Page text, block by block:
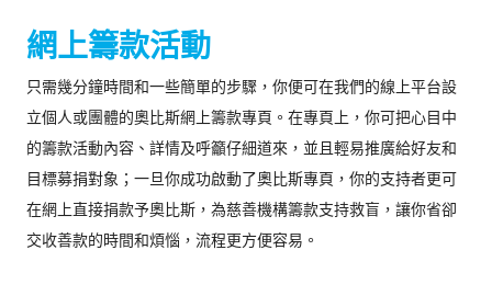
網上籌款活動
只需幾分鐘時間和一些簡單的步驟，你便可在我們的線上平台設
立個人或團體的奧比斯網上籌款專頁。在專頁上，你可把心目中
的籌款活動內容、詳情及呼籲仔細道來，並且輕易推廣給好友和
目標募捐對象；一旦你成功啟動了奧比斯專頁，你的支持者更可
在網上直接捐款予奧比斯，為慈善機構籌款支持救盲，讓你省卻
交收善款的時間和煩惱，流程更方便容易。